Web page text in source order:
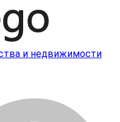
и недвижимости